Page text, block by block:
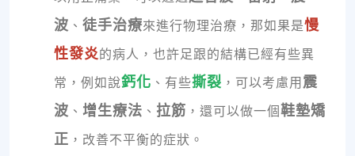
波 、 徒手治療來進行物理治療，那如果是慢
性發炎的病人，也許足跟的結構已經有些異
常，例如說鈣化 、有些撕裂 ，可以考慮用 震
波 、 增生療法 、 拉筋 ，還可以做一個 鞋墊矯
正 ，改善不平衡的症狀。